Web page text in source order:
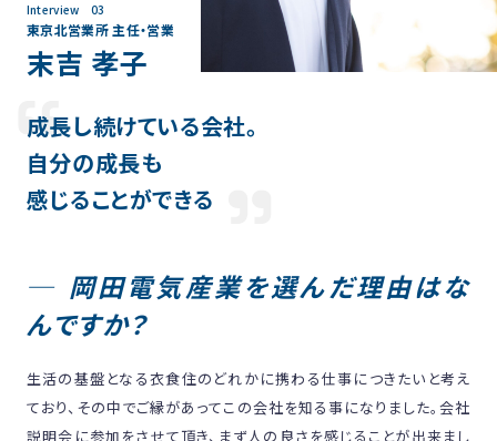
Interview 03
東京北営業所 主任・営業
末吉 孝子
成長し続けている会社。
自分の成長も
感じることができる
岡田電気産業を選んだ理由はな
んですか？
生活の基盤となる衣食住のどれかに携わる仕事につきたいと考え
ており、その中でご縁があってこの会社を知る事になりました。会社
説明会に参加をさせて頂き、まず人の良さを感じることが出来まし